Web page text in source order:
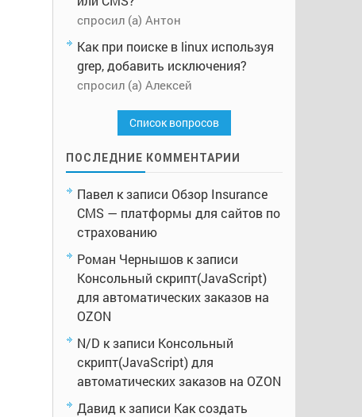
спросил (а) Антон
Как при поиске в linux используя
grep, добавить исключения?
спросил (а) Алексей
Список вопросов
ПОСЛЕДНИЕ КОММЕНТАРИИ
Павел к записи Обзор Insurance
CMS — платформы для сайтов по
страхованию
Роман Чернышов к записи
Консольный скрипт(JavaScript)
для автоматических заказов на
OZON
N/D к записи Консольный
скрипт(JavaScript) для
автоматических заказов на OZON
Давид к записи Как создать